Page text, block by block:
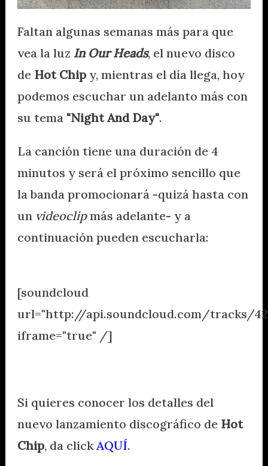
Faltan algunas semanas más para que
vea la luz In Our Heads, el nuevo disco
de Hot Chipy, mientras el día llega, hoy
podemos escuchar un adelanto más con
su tema"Night And Day".
La canción tiene una duración de 4
minutos y será el próximo sencillo que
la banda promocionará -quizá hasta con
unvideoclipmás adelante- y a
continuación pueden escucharla:
[soundcloud
url="http://api.soundcloud.com/tracks/
iframe="true" /]
Si quieres conocer los detalles del
nuevo lanzamiento discográfico de Hot
Chip, da clickAQUÍ.